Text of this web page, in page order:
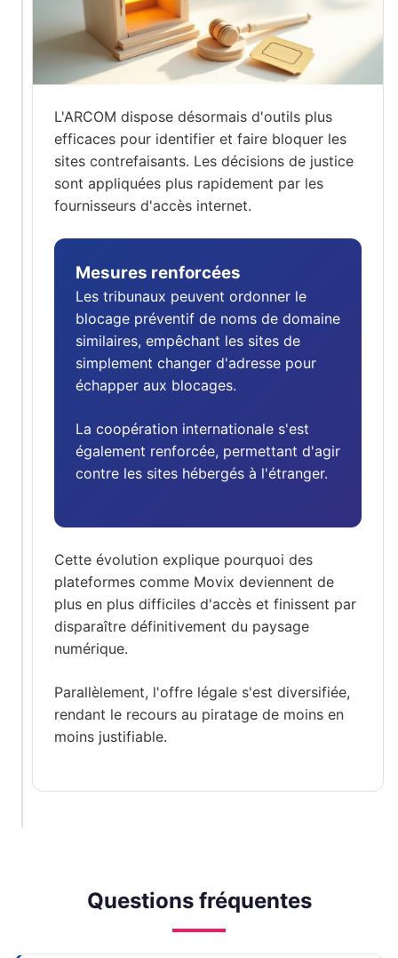
L'ARCOM dispose désormais d'outils plus
efficaces pour identifier et faire bloquer les
sites contrefaisants. Les décisions de justice
sont appliquées plus rapidement par les
fournisseurs d'accès internet.
Mesures renforcées
Les tribunaux peuvent ordonner le
blocage préventif de noms de domaine
similaires, empêchant les sites de
simplement changer d'adresse pour
échapper aux blocages.
La coopération internationale s'est
également renforcée, permettant d'agir
contre les sites hébergés à l'étranger.
Cette évolution explique pourquoi des
plateformes comme Movix deviennent de
plus en plus difficiles d'accès et finissent par
disparaître définitivement du paysage
numérique.
Parallèlement, l'offre légale s'est diversifiée,
rendant le recours au piratage de moins en
moins justifiable.
Questions fréquentes